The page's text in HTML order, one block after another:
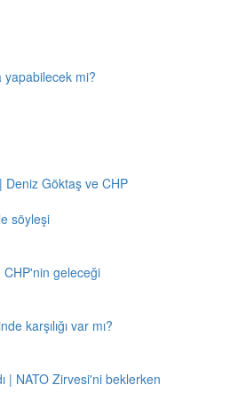
yapabilecek mi?
Deniz Göktaş ve CHP
söyleşi
CHP'nin geleceği
karşılığı var mı?
| NATO Zirvesi'ni beklerken